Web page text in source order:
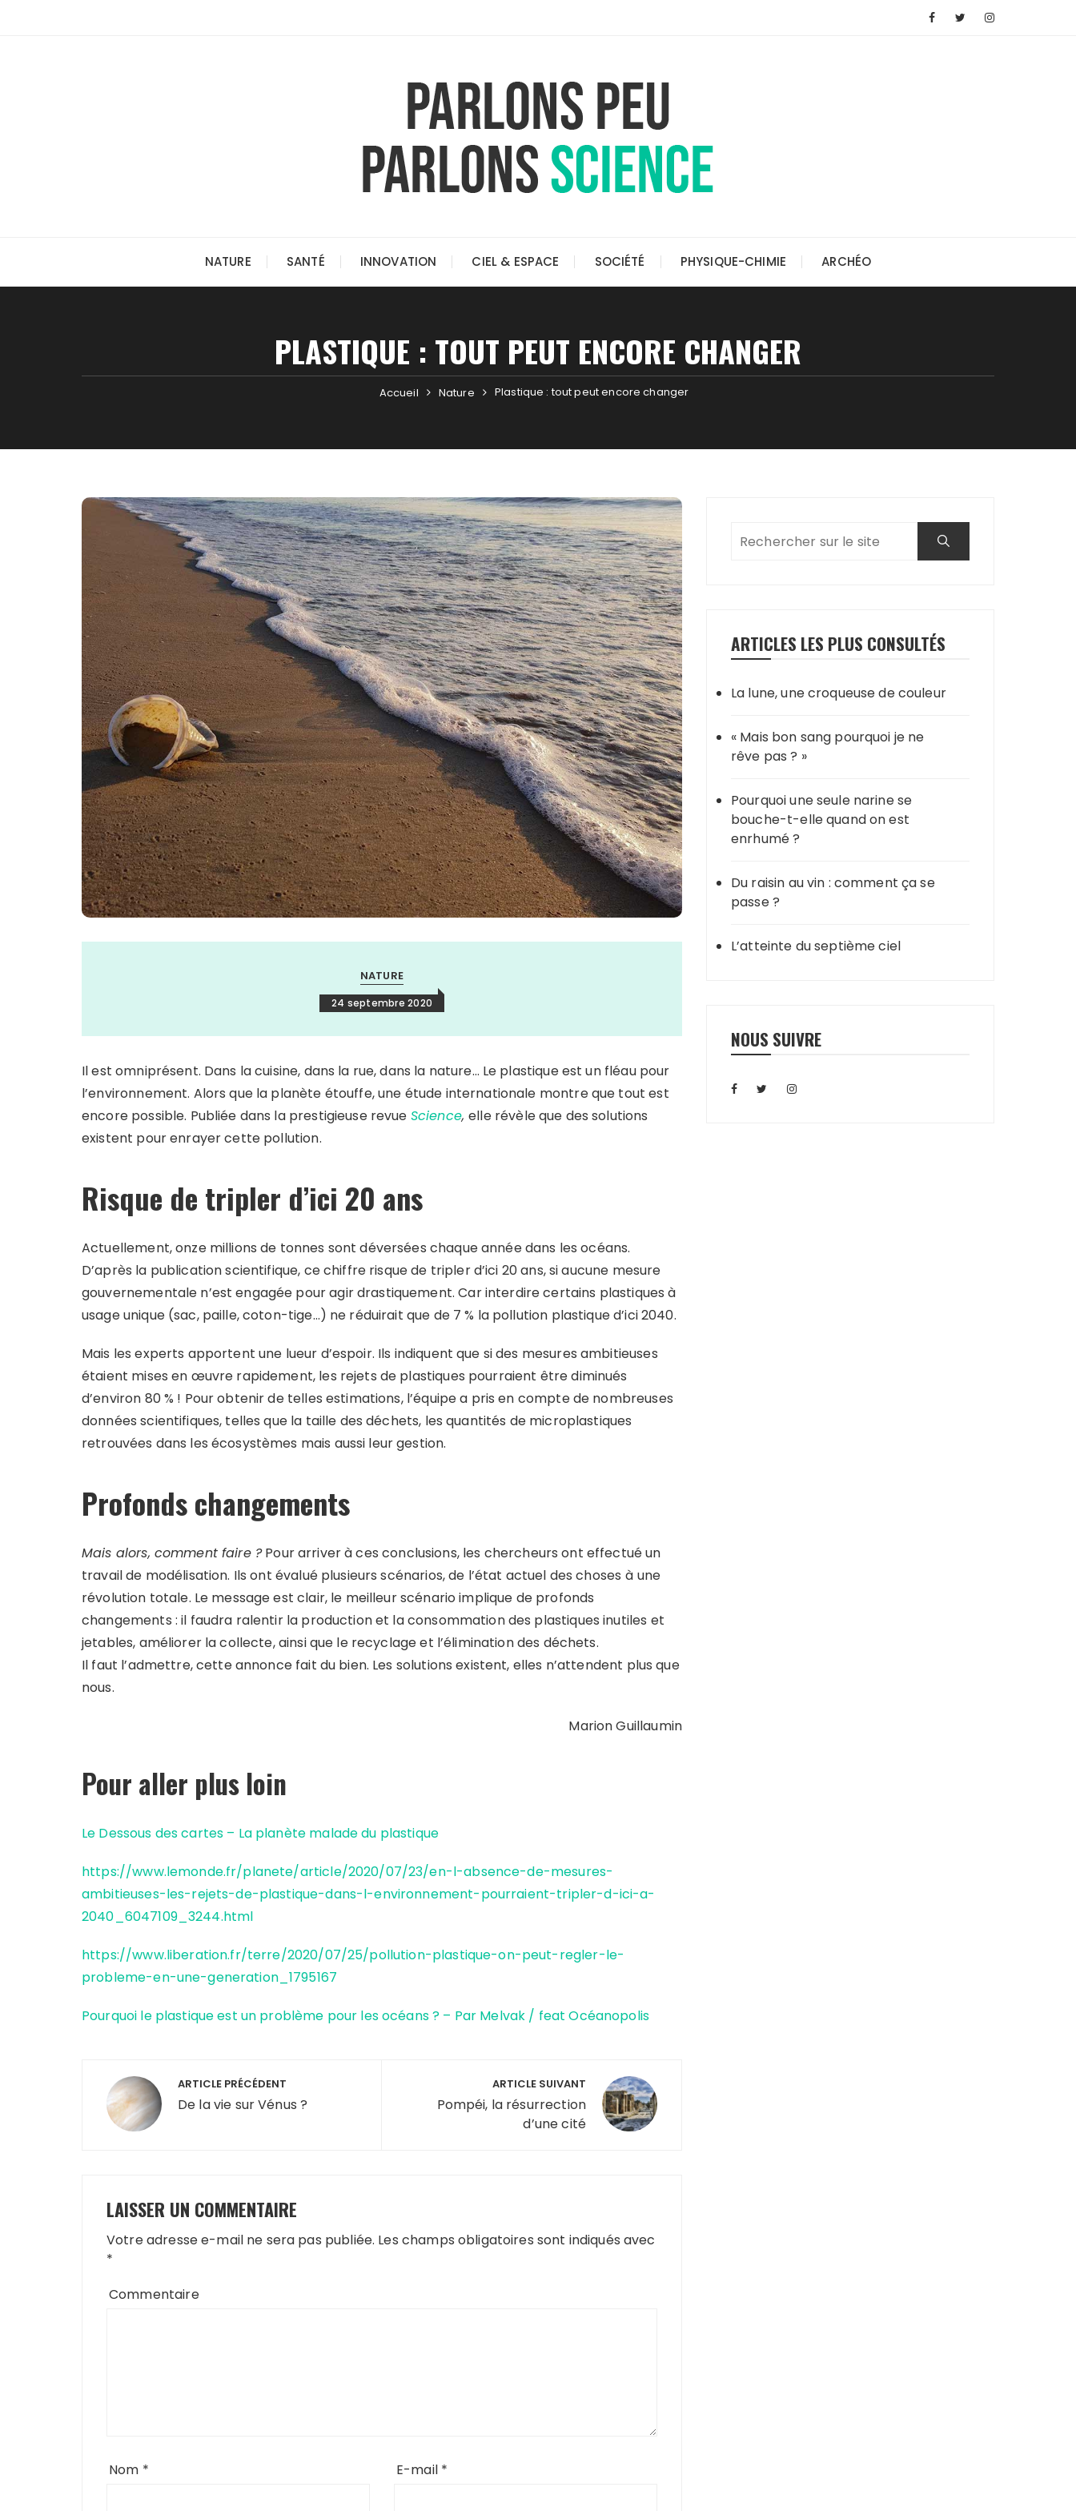
NATURE SANTÉ INNOVATION CIEL & ESPACE SOCIÉTÉ PHYSIQUE-CHIMIE ARCHÉO
PLASTIQUE : TOUT PEUT ENCORE CHANGER
Accueil Nature Plastique : tout peut encore changer
NATURE
24 septembre 2020
Il est omniprésent. Dans la cuisine, dans la rue, dans la nature… Le plastique est un fléau pour
l’environnement. Alors que la planète étouffe, une étude internationale montre que tout est
encore possible. Publiée dans la prestigieuse revue Science,elle révèle que des solutions
existent pour enrayer cette pollution.
Risque de tripler d’ici 20 ans
Actuellement, onze millions de tonnes sont déversées chaque année dans les océans.
D’après la publication scientifique, ce chiffre risque de tripler d’ici 20 ans, si aucune mesure
gouvernementale n’est engagée pour agir drastiquement. Car interdire certains plastiques à
usage unique (sac, paille, coton-tige…) ne réduirait que de 7 % la pollution plastique d’ici 2040.
Mais les experts apportent une lueur d’espoir. Ils indiquent que si des mesures ambitieuses
étaient mises en œuvre rapidement, les rejets de plastiques pourraient être diminués
d’environ 80 % ! Pour obtenir de telles estimations, l’équipe a pris en compte de nombreuses
données scientifiques, telles que la taille des déchets, les quantités de microplastiques
retrouvées dans les écosystèmes mais aussi leur gestion.
Profonds changements
Mais alors, comment faire ?Pour arriver à ces conclusions, les chercheurs ont effectué un
travail de modélisation. Ils ont évalué plusieurs scénarios, de l’état actuel des choses à une
révolution totale. Le message est clair, le meilleur scénario implique de profonds
changements : il faudra ralentir la production et la consommation des plastiques inutiles et
jetables, améliorer la collecte, ainsi que le recyclage et l’élimination des déchets.
Il faut l’admettre, cette annonce fait du bien. Les solutions existent, elles n’attendent plus que
nous.
Marion Guillaumin
Pour aller plus loin
Le Dessous des cartes – La planète malade du plastique
https://www.lemonde.fr/planete/article/2020/07/23/en-l-absence-de-mesures-
ambitieuses-les-rejets-de-plastique-dans-l-environnement-pourraient-tripler-d-ici-a-
2040_6047109_3244.html
https://www.liberation.fr/terre/2020/07/25/pollution-plastique-on-peut-regler-le-
probleme-en-une-generation_1795167
Pourquoi le plastique est un problème pour les océans ? – Par Melvak / feat Océanopolis
Navigation
de
l’article
ARTICLE PRÉCÉDENT
De la vie sur Vénus ?
ARTICLE SUIVANT
Pompéi, la résurrection
d’une cité
LAISSER UN COMMENTAIRE
Votre adresse e-mail ne sera pas publiée. Les champs obligatoires sont indiqués avec
*
Commentaire
Nom * E-mail *
ARTICLES LES PLUS CONSULTÉS
La lune, une croqueuse de couleur
« Mais bon sang pourquoi je ne
rêve pas ? »
Pourquoi une seule narine se
bouche-t-elle quand on est
enrhumé ?
Du raisin au vin : comment ça se
passe ?
L’atteinte du septième ciel
NOUS SUIVRE